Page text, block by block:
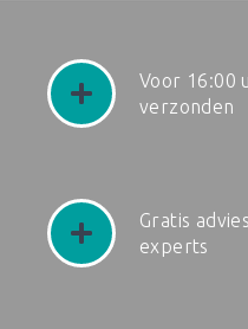
Voor 16:00
verzonden
Gratis
experts